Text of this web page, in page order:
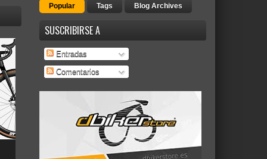
Popular Tags Blog Archives
SUSCRIBIRSE A
Entradas
Comentarios